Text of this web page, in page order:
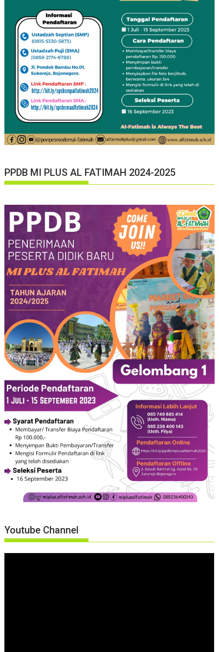
PPDB MI PLUS AL FATIMAH 2024-2025
Youtube Channel